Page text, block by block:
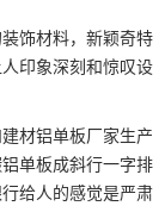
饰材料，新颖奇特
印象深刻和惊叹设
材铝单板厂家生产
单板成斜行一字排
给人的感觉是严肃